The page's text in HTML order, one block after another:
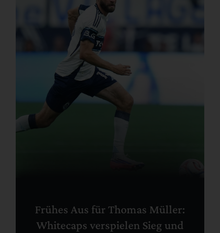
Frühes Aus für Thomas Müller:
Whitecaps verspielen Sieg und